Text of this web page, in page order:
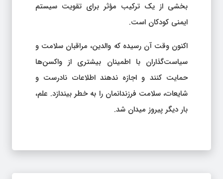
بخشی از یک ترکیب مؤثر برای تقویت سیستم
ایمنی کودکان است.
اکنون وقت آن رسیده که والدین، مراقبان سلامت و
سیاست‌گذاران با اطمینان بیشتری از واکسن‌ها
حمایت کنند و اجازه ندهند اطلاعات نادرست و
شایعات، سلامت فرزندانمان را به خطر بیندازد. علم،
بار دیگر پیروز میدان شد.